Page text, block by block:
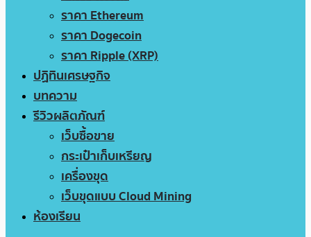
ราคา Ethereum
ราคา Dogecoin
ราคา Ripple (XRP)
ปฏิทินเศรษฐกิจ
บทความ
รีวิวผลิตภัณฑ์
เว็บซื้อขาย
กระเป๋าเก็บเหรียญ
เครื่องขุด
เว็บขุดแบบ Cloud Mining
ห้องเรียน